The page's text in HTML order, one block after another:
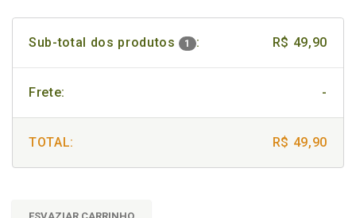
Sub-total dos produtos 1 : R$ 49,90
Frete: -
TOTAL: R$ 49,90